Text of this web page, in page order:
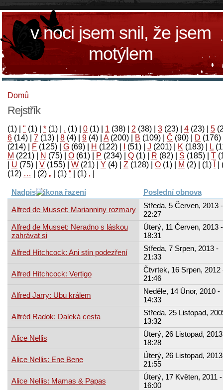
v noci jsem snil, že jsem
motýlem
Domů
Rejstřík
(1) " (1) * (1) . (1) 0 (1) 1 (38) 2 (38) 3 (23) 4 (23) 5
6 (14) 7 (13) 8 (4) 9 (4) A(200) B (109) Č (90) D (176)
(214)
F (125) G (69) H (122) (51) J (201) K (183) L
M (221) N (75) O (61) P (234) Q (1) R (82) S (185) T
U (75) V (155) W (21) Y (4) Z (128) Ο (1) М (2)
(1)
‚
(1)
“
(1)
„
(2)
…
(12)
Nadpis Poslední obnova
Alfred de Musset: Marianniny rozmary
Středa, 5 Červen, 2013 -
22:27
Alfred de Musset: Neradno s láskou
zahrávat si
Úterý, 11 Červen, 2013 -
18:31
Alfred Hitchcock: Ani stín podezření
Středa, 7 Srpen, 2013 -
21:33
Alfred Hitchcock: Vertigo
Čtvrtek, 16 Srpen, 2012
21:46
Alfred Jarry: Ubu králem
Neděle, 14 Únor, 2010 -
14:33
Alfréd Radok: Daleká cesta
Středa, 25 Listopad,
13:32
Alice Nellis
Úterý, 26 Listopad,
18:28
Alice Nellis: Ene Bene
Úterý, 26 Listopad,
21:55
Alice Nellis: Mamas & Papas
Úterý, 17 Květen, 2011 -
16:00